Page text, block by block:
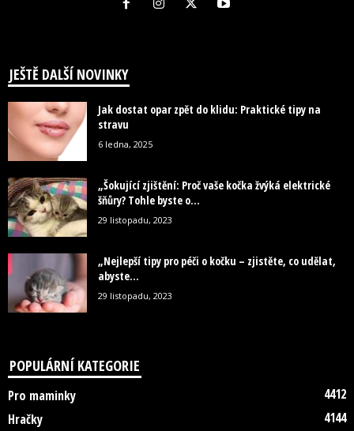
JEŠTĚ DALŠÍ NOVINKY
Jak dostat opar zpět do klidu: Praktické tipy na
stravu
6 ledna, 2025
„Šokující zjištění: Proč vaše kočka žvýká elektrické
šňůry? Tohle byste o...
29 listopadu, 2023
„Nejlepší tipy pro péči o kočku – zjistěte, co udělat,
abyste...
29 listopadu, 2023
POPULÁRNÍ KATEGORIE
Pro maminky
4412
Hračky
4144